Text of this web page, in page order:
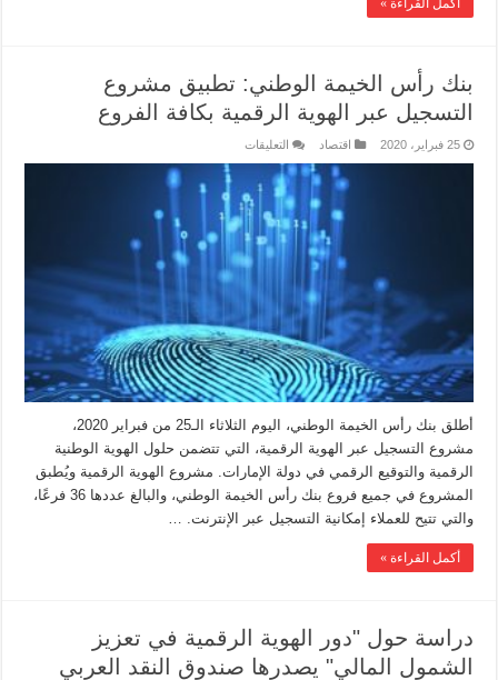
أكمل القراءة »
بنك رأس الخيمة الوطني: تطبيق مشروع
التسجيل عبر الهوية الرقمية بكافة الفروع
25 فبراير، 2020 اقتصاد التعليقات
أطلق بنك رأس الخيمة الوطني، اليوم الثلاثاء الـ25 من فبراير 2020،
مشروع التسجيل عبر الهوية الرقمية، التي تتضمن حلول الهوية الوطنية
الرقمية والتوقيع الرقمي في دولة الإمارات. مشروع الهوية الرقمية ويُطبق
المشروع في جميع فروع بنك رأس الخيمة الوطني، والبالغ عددها 36 فرعًا،
والتي تتيح للعملاء إمكانية التسجيل عبر الإنترنت. …
أكمل القراءة »
دراسة حول "دور الهوية الرقمية في تعزيز
الشمول المالي" يصدرها صندوق النقد العربي